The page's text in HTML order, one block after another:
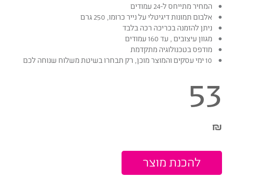
המחיר מתייחס ל-24 עמודים
אלבום תמונות דיגיטלי על נייר כרומו, 250 גרם
ניתן להזמנה בכריכה רכה בלבד
מגוון עיצובים , עד 160 עמודים
מודפס בטכנולוגיה מתקדמת
10 ימי עסקים והמוצר מוכן, רק תבחרו בשיטת משלוח שנוחה לכם
53
₪